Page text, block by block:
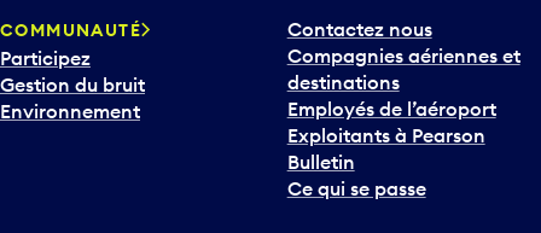
o
u
r
i
COMMUNAUTÉ
Participez
Gestion du bruit
Environnement
Contactez nous
Compagnies aériennes et
destinations
Employés de l’aéroport
Exploitants à Pearson
Bulletin
Ce qui se passe